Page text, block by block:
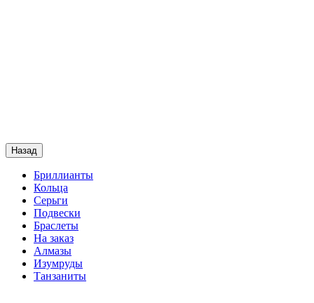
Назад
Бриллианты
Кольца
Серьги
Подвески
Браслеты
На заказ
Алмазы
Изумруды
Танзаниты